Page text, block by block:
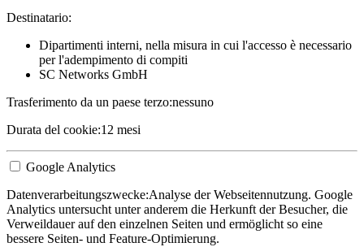
Destinatario:
Dipartimenti interni, nella misura in cui l'accesso è necessario
per l'adempimento di compiti
SC Networks GmbH
Trasferimento da un paese terzo:nessuno
Durata del cookie:12 mesi
Google Analytics
Datenverarbeitungszwecke:Analyse der Webseitennutzung. Google
Analytics untersucht unter anderem die Herkunft der Besucher, die
Verweildauer auf den einzelnen Seiten und ermöglicht so eine
bessere Seiten- und Feature-Optimierung.